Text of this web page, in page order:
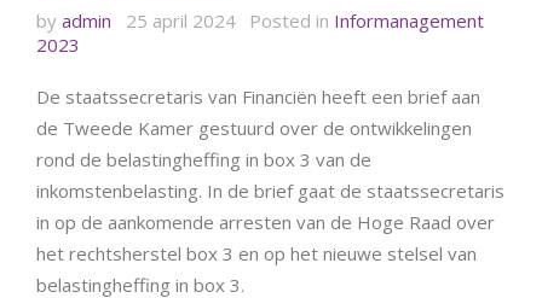
by admin 25 april 2024 Posted in Informanagement
2023
De staatssecretaris van Financiën heeft een brief aan
de Tweede Kamer gestuurd over de ontwikkelingen
rond de belastingheffing in box 3 van de
inkomstenbelasting. In de brief gaat de staatssecretaris
in op de aankomende arresten van de Hoge Raad over
het rechtsherstel box 3 en op het nieuwe stelsel van
belastingheffing in box 3.